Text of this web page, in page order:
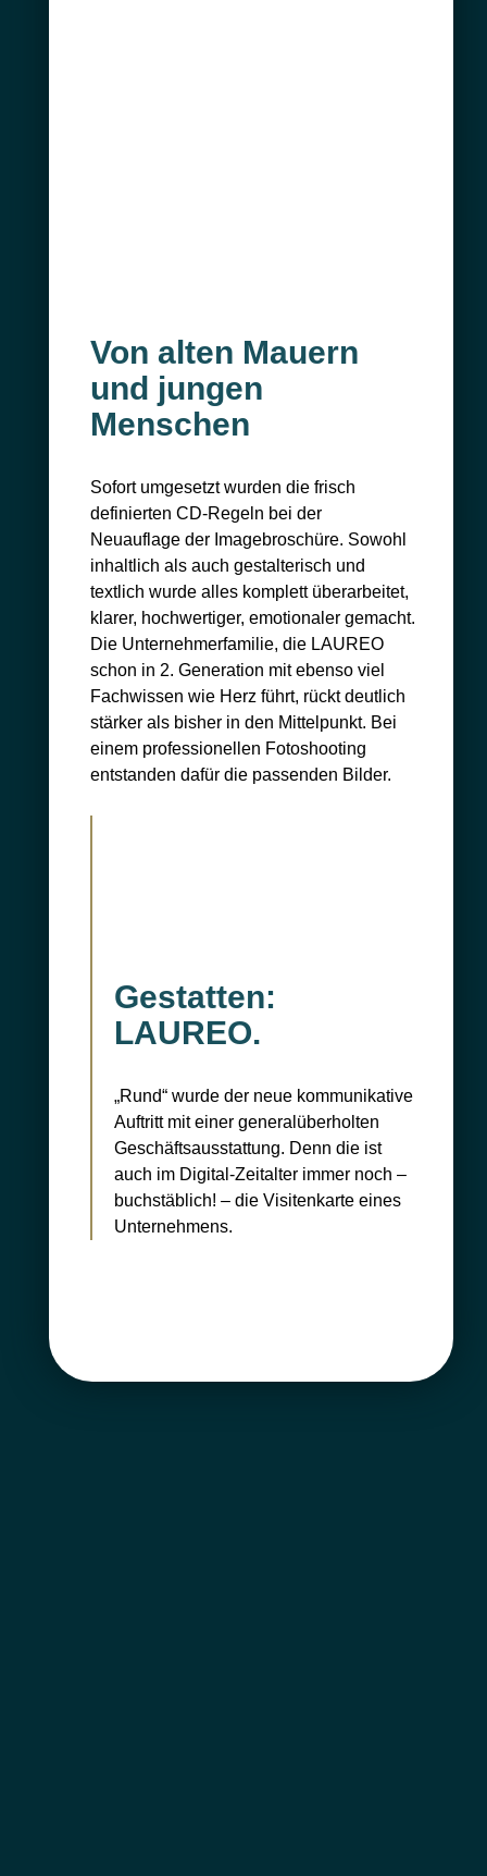
Von alten Mauern
und jungen
Menschen
Sofort umgesetzt wurden die frisch
definierten CD-Regeln bei der
Neuauflage der Imagebroschüre. Sowohl
inhaltlich als auch gestalterisch und
textlich wurde alles komplett überarbeitet,
klarer, hochwertiger, emotionaler gemacht.
Die Unternehmerfamilie, die LAUREO
schon in 2. Generation mit ebenso viel
Fachwissen wie Herz führt, rückt deutlich
stärker als bisher in den Mittelpunkt. Bei
einem professionellen Fotoshooting
entstanden dafür die passenden Bilder.
Gestatten:
LAUREO.
„Rund“ wurde der neue kommunikative
Auftritt mit einer generalüberholten
Geschäftsausstattung. Denn die ist
auch im Digital-Zeitalter immer noch –
buchstäblich! – die Visitenkarte eines
Unternehmens.